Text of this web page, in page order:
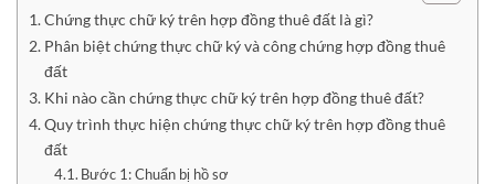
Chứng thực chữ ký trên hợp đồng thuê đất là gì?
Phân biệt chứng thực chữ ký và công chứng hợp đồng thuê
đất
Khi nào cần chứng thực chữ ký trên hợp đồng thuê đất?
Quy trình thực hiện chứng thực chữ ký trên hợp đồng thuê
đất
Bước 1: Chuẩn bị hồ sơ